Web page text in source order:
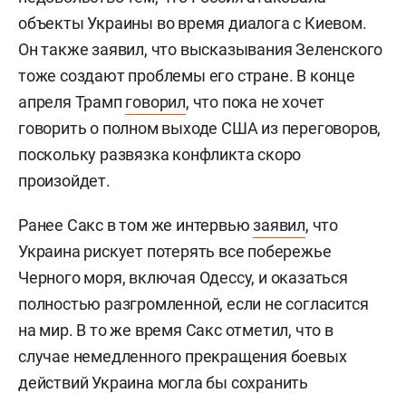
объекты Украины во время диалога с Киевом.
Он также заявил, что высказывания Зеленского
тоже создают проблемы его стране. В конце
апреля Трамп говорил, что пока не хочет
говорить о полном выходе США из переговоров,
поскольку развязка конфликта скоро
произойдет.
Ранее Сакс в том же интервьюзаявил, что
Украина рискует потерять все побережье
Черного моря, включая Одессу, и оказаться
полностью разгромленной, если не согласится
на мир. В то же время Сакс отметил, что в
случае немедленного прекращения боевых
действий Украина могла бы сохранить